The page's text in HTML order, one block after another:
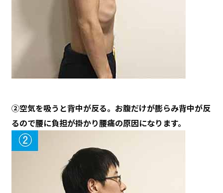
②空気を吸うと背中が反る。お腹だけが膨らみ背中が反
るので腰に負担が掛かり腰痛の原因になります。